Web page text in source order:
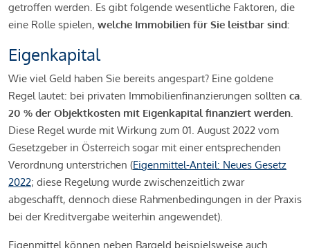
getroffen werden. Es gibt folgende wesentliche Faktoren, die
eine Rolle spielen, welche Immobilien für Sie leistbar sind:
Eigenkapital
Wie viel Geld haben Sie bereits angespart? Eine goldene
Regel lautet: bei privaten Immobilienfinanzierungen sollten ca.
20 % der Objektkosten mit Eigenkapital finanziert werden.
Diese Regel wurde mit Wirkung zum 01. August 2022 vom
Gesetzgeber in Österreich sogar mit einer entsprechenden
Verordnung unterstrichen (Eigenmittel-Anteil: Neues Gesetz
2022; diese Regelung wurde zwischenzeitlich zwar
abgeschafft, dennoch diese Rahmenbedingungen in der Praxis
bei der Kreditvergabe weiterhin angewendet).
Eigenmittel können neben Bargeld beispielsweise auch